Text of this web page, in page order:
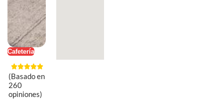
Cafetería
(Basado en
260
opiniones)